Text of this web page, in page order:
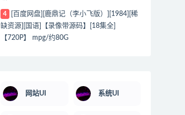
4
[百度网盘][鹿鼎记（李小飞版）][1984][稀
缺资源][国语]【录像带源码】[18集全]
【720P】 mpg/约80G
网站UI 系统UI